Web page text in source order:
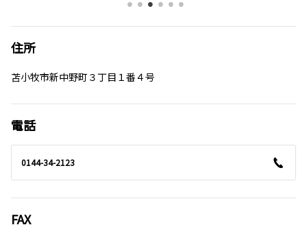
住所
苫小牧市新中野町３丁目１番４号
電話
0144-34-2123
FAX